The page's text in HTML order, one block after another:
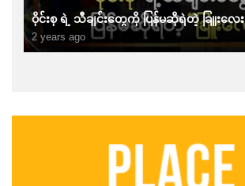
ဝိုင်းစု ရဲ့ သီချင်းတွေကို ပြန်မဆိုရဲတဲ့ ခြူးလေး
2 years ago